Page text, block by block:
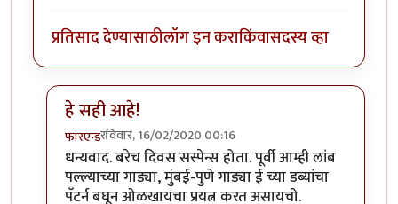
प्रतिसाद देण्यासाठीलॉग इन कराकिंवासदस्य व्हा
हे सही आहे!
फारएन्डरविवार, 16/02/2020 00:16
In reply toआणि हे हिंदी बघा ..byहेमंतकुमार
धन्यवाद. बरेच दिवस सस्पेन्स होता. पूर्वी आम्ही लांब
पल्ल्याच्या गाड्या, मुंबई-पुणे गाड्या ई च्या डब्यांचा
पॅटर्न बघून ओळखायचा प्रयत्न करत असायचो.